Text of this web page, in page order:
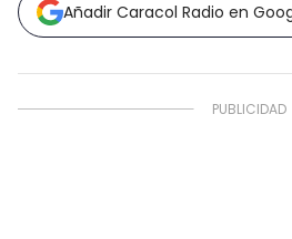
Añadir Caracol Radio en